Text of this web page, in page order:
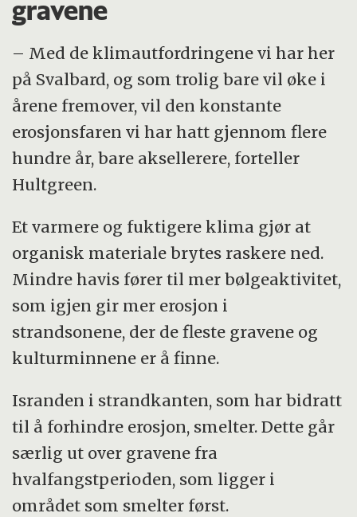
gravene
– Med de klimautfordringene vi har her
på Svalbard, og som trolig bare vil øke i
årene fremover, vil den konstante
erosjonsfaren vi har hatt gjennom flere
hundre år, bare aksellerere, forteller
Hultgreen.
Et varmere og fuktigere klima gjør at
organisk materiale brytes raskere ned.
Mindre havis fører til mer bølgeaktivitet,
som igjen gir mer erosjon i
strandsonene, der de fleste gravene og
kulturminnene er å finne.
Isranden i strandkanten, som har bidratt
til å forhindre erosjon, smelter. Dette går
særlig ut over gravene fra
hvalfangstperioden, som ligger i
området som smelter først.